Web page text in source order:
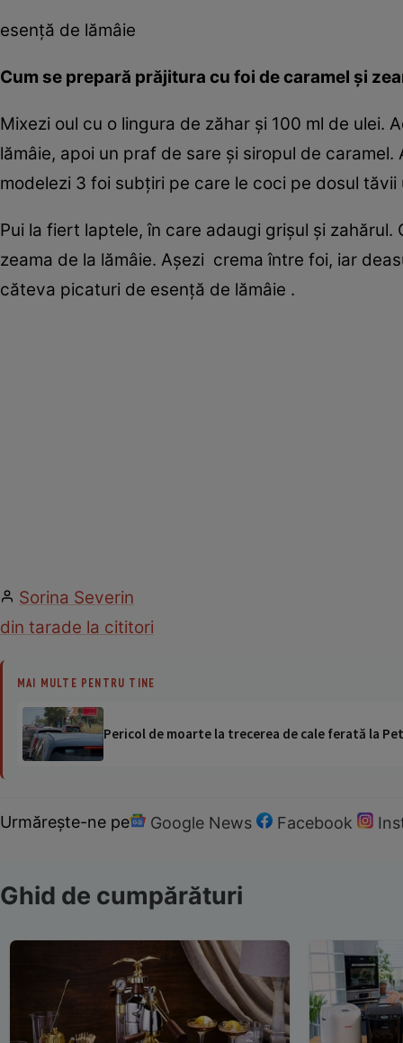
esenţă de lămâie
Cum se prepară prăjitura cu foi de caramel şi
Mixezi oul cu o lingura de zăhar şi 100 ml de ulei.
lămâie, apoi un praf de sare şi siropul de
modelezi 3 foi subţiri pe care le coci pe dosul tăvii
Pui la fiert laptele, în care adaugi grişul şi
zeama de la lămâie. Aşezi crema între foi, iar
căteva picaturi de esenţă de lămâie .
Sorina Severin
din tarade la cititori
MAI MULTE PENTRU TINE
Pericol de moarte la trecerea de cale ferată la
Urmărește-ne pe Google News Facebook
Ghid de cumpărături